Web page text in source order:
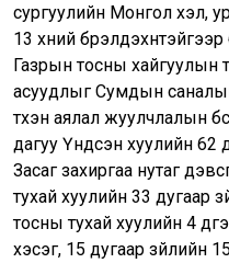
сургуулийн Монгол хэл,
13 хүний
Газрын тосны хайгуулын
асуудлыг Сумдын
түүхэн аялал жуулчлалын
дагуу Үндсэн хуулийн 62
Засаг захиргаа нутаг
тухай хуулийн 33 дугаар
тосны тухай хуулийн 4
хэсэг, 15 дугаар зүйлийн